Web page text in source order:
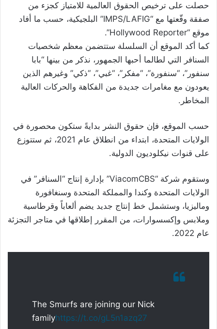
حصلت على ترخيص الحقوق العالمية للامتياز كجزء من
صفقة وقّعتها مع “IMPS/LAFIG” البلجيكية، حسب ما أفاد
موقع “Hollywood Reporter”.
كما أكد الموقع أن السلسلة ستتضمن معظم شخصيات
السنافر التي لطالما أحبها الجمهور، نذكر من بينها “بابا
سنفور”، “سنفورة”، “مفكر”، “غبي”، “ذكي” وغيرهم الذين
يعودون مع مغامرات جديدة من الفكاهة والحركات العالية
المخاطر.
حسب الموقع، فإن حقوق النشر بدايةً ستكون محصورة في
الولايات المتحدة، ابتداء من انطلاق عام 2021، ثم ستتوزع
على قنوات نيكلوديون الدولية.
وستقوم شركة “ViacomCBS” بإدارة إنتاج “السنافر” في
الولايات المتحدة وكندا والمملكة المتحدة وسنغافورة
وماليزيا، وستشمل خط إنتاج جديد يضم ألعاباً وقرطاسية
وملابس وإكسسوارات، من المقرر إطلاقها في متاجر التجزئة
عام 2022.
The Smurfs are joining our Nick
familyhttps://t.co/gL5n1azq27